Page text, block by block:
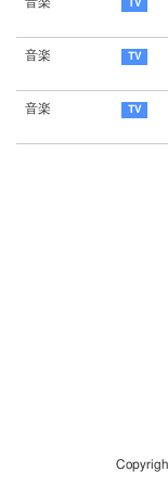
音楽
音楽